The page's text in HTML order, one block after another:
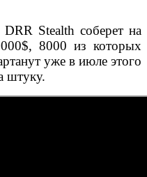
Stealth соберет на
8000 из которых
уже в июле этого
штуку.